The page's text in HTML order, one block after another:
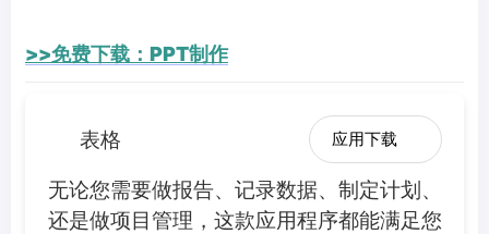
>>免费下载：PPT制作
表格 应用下载
无论您需要做报告、记录数据、制定计划、
还是做项目管理，这款应用程序都能满足您